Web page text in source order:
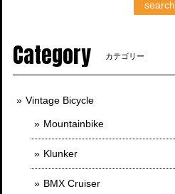
search
Category カテゴリー
Vintage Bicycle
Mountainbike
Klunker
BMX Cruiser